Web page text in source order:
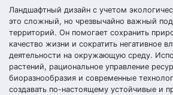
Ландшафтный дизайн с учетом
это сложный, но чрезвычайно важный
территорий. Он помогает сохранить
качество жизни и сократить негативное
деятельности на окружающую среду.
растений, рациональное управление
биоразнообразия и современные
создавать по-настоящему устойчивые и